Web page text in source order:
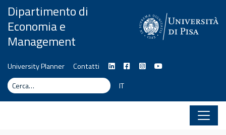
Vai al contenuto
Dipartimento di
Economia e
Management
University Planner
Contatti
Cerca
CercaIT